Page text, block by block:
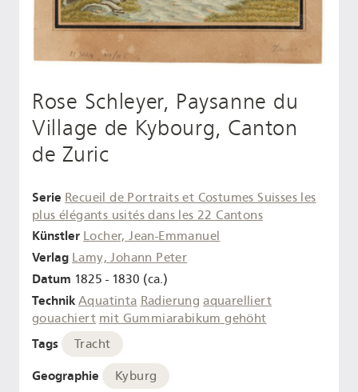
Rose Schleyer, Paysanne du
Village de Kybourg, Canton
de Zuric
Serie Recueil de Portraits et Costumes Suisses les
plus élégants usités dans les 22 Cantons
Künstler Locher, Jean-Emmanuel
Verlag Lamy, Johann Peter
Datum 1825 - 1830 (ca.)
Technik Aquatinta Radierung aquarelliert
gouachiert mit Gummiarabikum gehöht
Tags Tracht
Geographie Kyburg